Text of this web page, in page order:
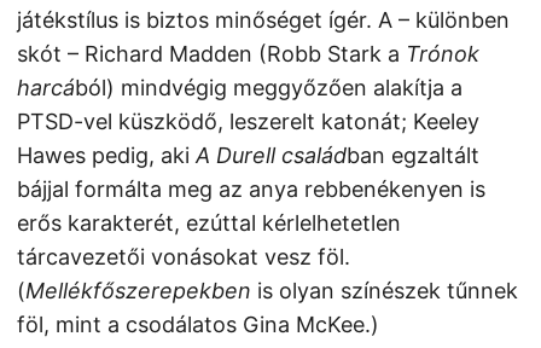
játékstílus is biztos minőséget ígér. A – különben
skót – Richard Madden (Robb Stark a Trónok
harcából) mindvégig meggyőzően alakítja a
PTSD-vel küszködő, leszerelt katonát; Keeley
Hawes pedig, aki A Durell családban egzaltált
bájjal formálta meg az anya rebbenékenyen is
erős karakterét, ezúttal kérlelhetetlen
tárcavezetői vonásokat vesz föl.
(Mellékfőszerepekben is olyan színészek tűnnek
föl, mint a csodálatos Gina McKee.)